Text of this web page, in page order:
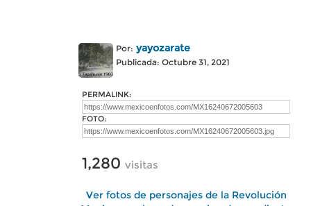
Por: yayozarate
Publicada: Octubre 31, 2021
PERMALINK:
FOTO:
1,280 visitas
Ver fotos de personajes de la Revolución